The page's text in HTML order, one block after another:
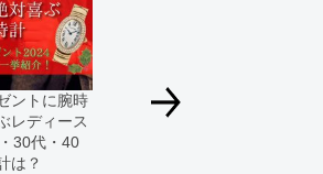
替部品を使用している場
ントに腕時
レディース
30代・40
は？